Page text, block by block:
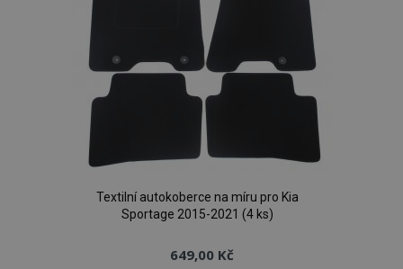
Textilní autokoberce na míru pro Kia
Sportage 2015-2021 (4 ks)
649,00 Kč